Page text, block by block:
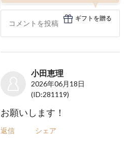
ギフトを贈る
小田恵理
2026年06月18日
(ID:281119)
お願いします！
返信 シェア